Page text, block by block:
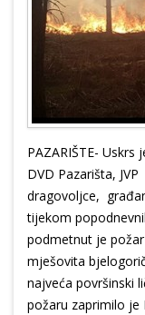
PAZARIŠTE-
DVD Pazarišta,
dragovoljce,
tijekom
podmetnut je
mješovita
najveća površinski
požaru zaprimilo